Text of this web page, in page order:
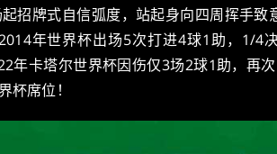
招牌式自信弧度，站起身向四周挥手致
年世界杯出场5次打进4球1助，1/4
年卡塔尔世界杯因伤仅3场2球1助，再
席位！